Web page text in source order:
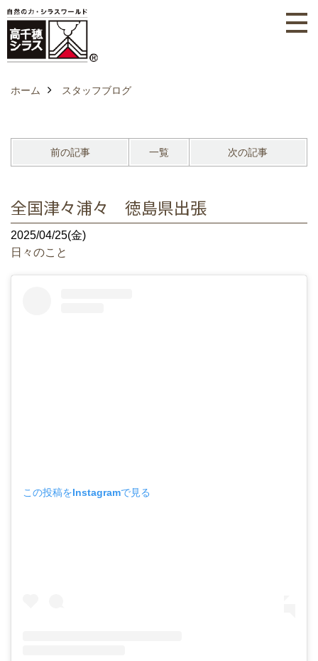
ホーム スタッフブログ
前の記事 一覧 次の記事
全国津々浦々 徳島県出張
2025/04/25(金)
日々のこと
この投稿をInstagramで見る